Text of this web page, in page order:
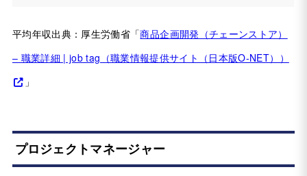
平均年収出典：厚生労働省「商品企画開発（チェーンストア）
– 職業詳細 | job tag（職業情報提供サイト（日本版O-NET））
」
プロジェクトマネージャー